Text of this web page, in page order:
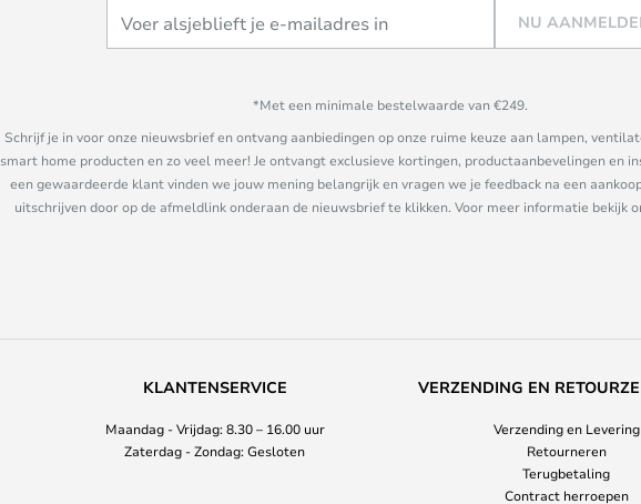
NU
*Met een minimale bestelwaarde van €249.
Schrijf je in voor onze nieuwsbrief en ontvang aanbiedingen op onze ruime keuze aan lampen,
smart home producten en zo veel meer! Je ontvangt exclusieve kortingen, productaanbevelingen en
een gewaardeerde klant vinden we jouw mening belangrijk en vragen we je feedback na een
uitschrijven door op de afmeldlink onderaan de nieuwsbrief te klikken. Voor meer informatie bekijk
KLANTENSERVICE
Maandag - Vrijdag: 8.30 – 16.00 uur
Zaterdag - Zondag: Gesloten
VERZENDING EN
Verzending en Levering
Retourneren
Terugbetaling
Contract herroepen